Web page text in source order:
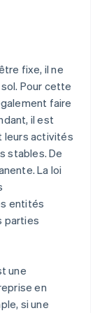
fixe, il ne
Pour cette
faire
il est
leurs activités
stables. De
La loi
entités
parties
une
en
si une